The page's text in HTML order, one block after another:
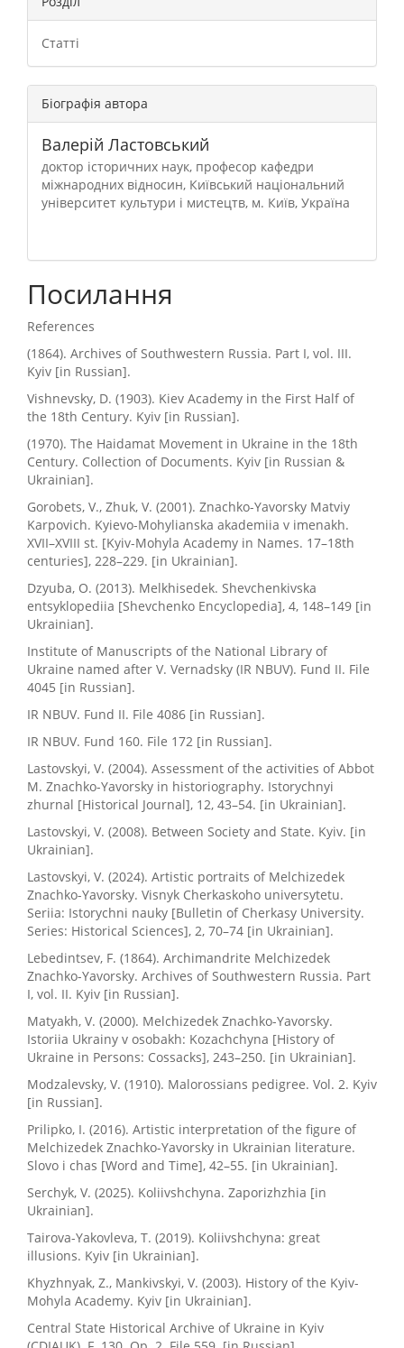
Статті
Біографія автора
Валерій Ластовський
доктор історичних наук, професор кафедри
міжнародних відносин, Київський національний
університет культури і мистецтв, м. Київ, Україна
Посилання
References
(1864). Archives of Southwestern Russia. Part I, vol. III.
Kyiv [in Russian].
Vishnevsky, D. (1903). Kiev Academy in the First Half of
the 18th Century. Kyiv [in Russian].
(1970). The Haidamat Movement in Ukraine in the 18th
Century. Collection of Documents. Kyiv [in Russian &
Ukrainian].
Gorobets, V., Zhuk, V. (2001). Znachko-Yavorsky Matviy
Karpovich. Kyievo-Mohylianska akademiia v imenakh.
ХVII–ХVIII st. [Kyiv-Mohyla Academy in Names. 17–18th
centuries], 228–229. [in Ukrainian].
Dzyuba, O. (2013). Melkhisedek. Shevchenkivska
entsyklopediia [Shevchenko Encyclopedia], 4, 148–149 [in
Ukrainian].
Institute of Manuscripts of the National Library of
Ukraine named after V. Vernadsky (IR NBUV). Fund II. File
4045 [in Russian].
IR NBUV. Fund II. File 4086 [in Russian].
IR NBUV. Fund 160. File 172 [in Russian].
Lastovskyі, V. (2004). Assessment of the activities of Abbot
M. Znachko-Yavorsky in historiography. Istorychnyi
zhurnal [Historical Journal], 12, 43–54. [in Ukrainian].
Lastovskyі, V. (2008). Between Society and State. Kyiv. [in
Ukrainian].
Lastovskyі, V. (2024). Artistic portraits of Melchizedek
Znachko-Yavorsky. Visnyk Cherkaskoho universytetu.
Seriia: Istorychni nauky [Bulletin of Cherkasy University.
Series: Historical Sciences], 2, 70–74 [in Ukrainian].
Lebedintsev, F. (1864). Archimandrite Melchizedek
Znachko-Yavorsky. Archives of Southwestern Russia. Part
I, vol. II. Kyiv [in Russian].
Matyakh, V. (2000). Melchizedek Znachko-Yavorsky.
Istoriia Ukrainy v osobakh: Kozachchyna [History of
Ukraine in Persons: Cossacks], 243–250. [in Ukrainian].
Modzalevsky, V. (1910). Malorossians pedigree. Vol. 2. Kyiv
[in Russian].
Prilipko, I. (2016). Artistic interpretation of the figure of
Melchizedek Znachko-Yavorsky in Ukrainian literature.
Slovo i chas [Word and Time], 42–55. [in Ukrainian].
Serchyk, V. (2025). Koliіvshchyna. Zaporizhzhia [in
Ukrainian].
Tairova-Yakovleva, T. (2019). Koliivshchyna: great
illusions. Kyiv [in Ukrainian].
Khyzhnyak, Z., Mankivskyi, V. (2003). History of the Kyiv-
Mohyla Academy. Kyiv [in Ukrainian].
Central State Historical Archive of Ukraine in Kyiv